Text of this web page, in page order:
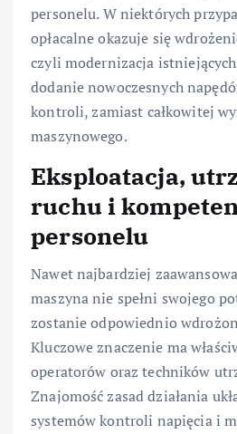
personelu. W niektórych
opłacalne okazuje się
czyli modernizacja
dodanie nowoczesnych
kontroli, zamiast całkowitej
maszynowego.
Eksploatacja,
ruchu i
personelu
Nawet najbardziej
maszyna nie spełni swojego
zostanie odpowiednio
Kluczowe znaczenie ma
operatorów oraz techników
Znajomość zasad działania
systemów kontroli napięcia i